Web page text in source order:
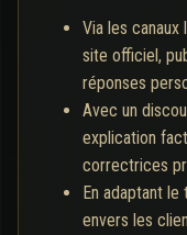
Via les
site officiel,
réponses
Avec un
explication
correctrices
En adaptant
envers les